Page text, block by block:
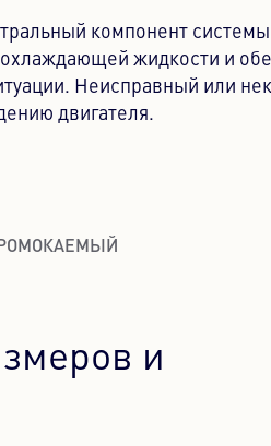
компонент
жидкости и
Неисправный или
двигателя.
и